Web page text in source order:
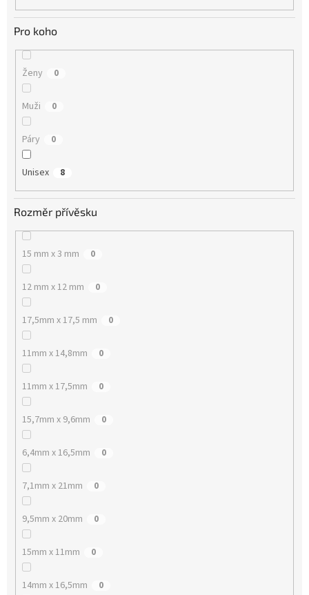
Pro koho
Ženy 0
Muži 0
Páry 0
Unisex 8
Rozměr přívěsku
15 mm x 3 mm 0
12 mm x 12 mm 0
17,5mm x 17,5 mm 0
11mm x 14,8mm 0
11mm x 17,5mm 0
15,7mm x 9,6mm 0
6,4mm x 16,5mm 0
7,1mm x 21mm 0
9,5mm x 20mm 0
15mm x 11mm 0
14mm x 16,5mm 0